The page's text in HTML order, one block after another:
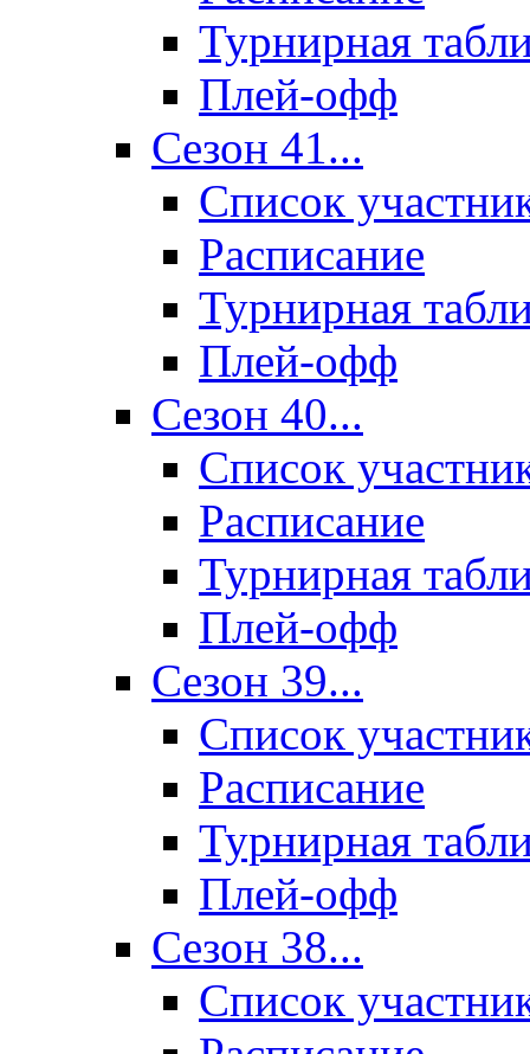
Турнирная
Плей-офф
Сезон 41...
Список
Расписание
Турнирная
Плей-офф
Сезон 40...
Список
Расписание
Турнирная
Плей-офф
Сезон 39...
Список
Расписание
Турнирная
Плей-офф
Сезон 38...
Список